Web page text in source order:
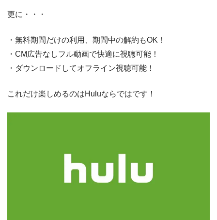
更に・・・
・無料期間だけの利用、期間中の解約もOK！
・CM広告なしフル動画で快適に視聴可能！
・ダウンロードしてオフライン視聴可能！
これだけ楽しめるのはHuluならではです！